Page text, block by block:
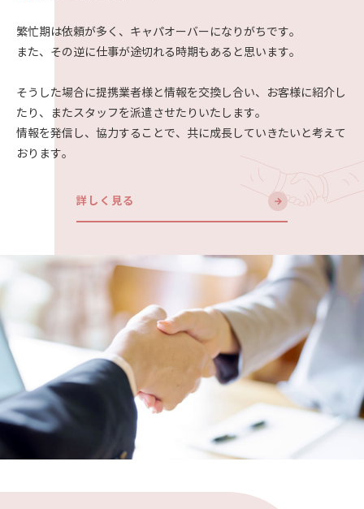
繁忙期は依頼が多く、キャパオーバーになりがちです。
また、その逆に仕事が途切れる時期もあると思います。
そうした場合に提携業者様と情報を交換し合い、お客様に紹介し
たり、またスタッフを派遣させたりいたします。
情報を発信し、協力することで、共に成長していきたいと考えて
おります。
詳しく見る